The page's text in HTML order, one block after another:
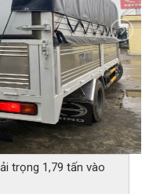
trọng 1,79 tấn vào